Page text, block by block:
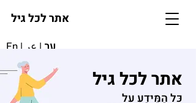
אתר לכל גיל
En | עב | عر
אתר לכל גיל
כָּל הַמֵּידָע עַל